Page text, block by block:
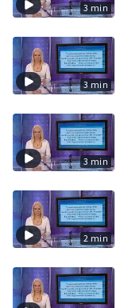
3 min
3 min
3 min
2 min